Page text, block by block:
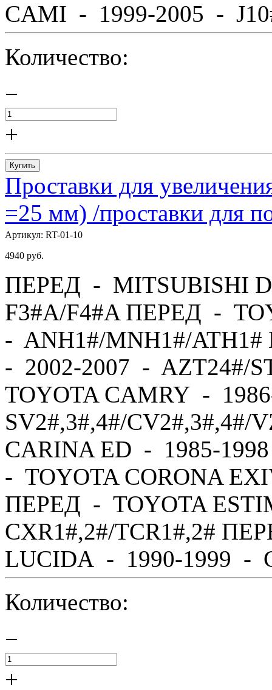
CAMI - 1999-2005 -
Количество:
−
+
Купить
Проставки для
=25 мм) /проставки для
Артикул: RT-01-10
4940 руб.
ПЕРЕД - MITSUBISHI
F3#A/F4#A ПЕРЕД -
- ANH1#/MNH1#/
- 2002-2007 - AZT24#/
TOYOTA CAMRY -
SV2#,3#,4#/
CARINA ED - 1985-
- TOYOTA CORONA
ПЕРЕД - TOYOTA
CXR1#,2#/TCR1#,2#
LUCIDA - 1990-1999 -
Количество:
−
+